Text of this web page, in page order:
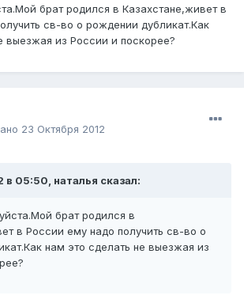
брат родился в Казахстане,живет в
св-во о рождении дубликат.Как
выезжая из России и поскорее?
23 Октября 2012
в 05:50, наталья сказал:
брат родился в
в России ему надо получить св-во о
нам это сделать не выезжая из